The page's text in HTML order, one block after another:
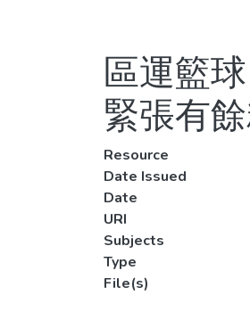
區運籃
緊張有
Resource
Date Issued
Date
URI
Subjects
Type
File(s)